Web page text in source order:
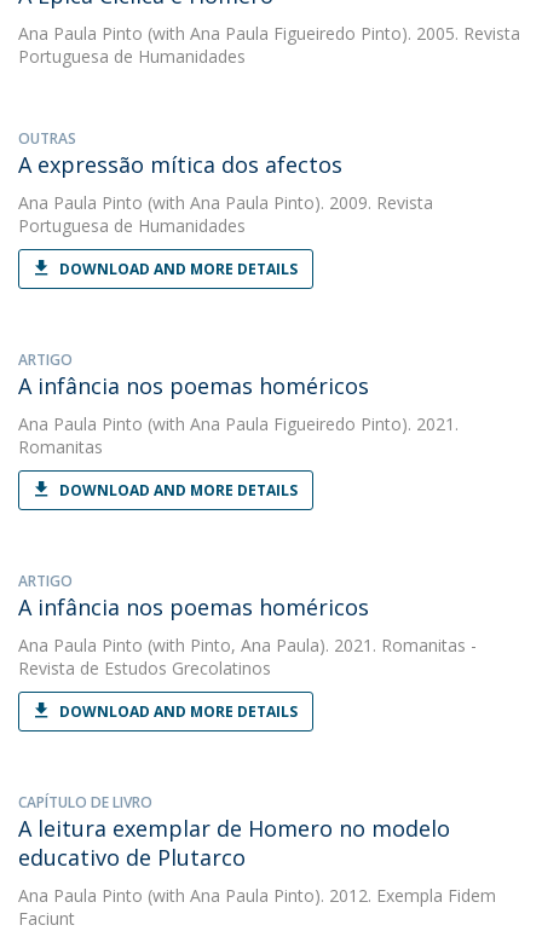
Ana Paula Pinto (with Ana Paula Figueiredo Pinto). 2005. Revista
Portuguesa de Humanidades
OUTRAS
A expressão mítica dos afectos
Ana Paula Pinto (with Ana Paula Pinto). 2009. Revista
Portuguesa de Humanidades
DOWNLOAD AND MORE DETAILS
ARTIGO
A infância nos poemas homéricos
Ana Paula Pinto (with Ana Paula Figueiredo Pinto). 2021.
Romanitas
DOWNLOAD AND MORE DETAILS
ARTIGO
A infância nos poemas homéricos
Ana Paula Pinto (with Pinto, Ana Paula). 2021. Romanitas -
Revista de Estudos Grecolatinos
DOWNLOAD AND MORE DETAILS
CAPÍTULO DE LIVRO
A leitura exemplar de Homero no modelo
educativo de Plutarco
Ana Paula Pinto (with Ana Paula Pinto). 2012. Exempla Fidem
Faciunt